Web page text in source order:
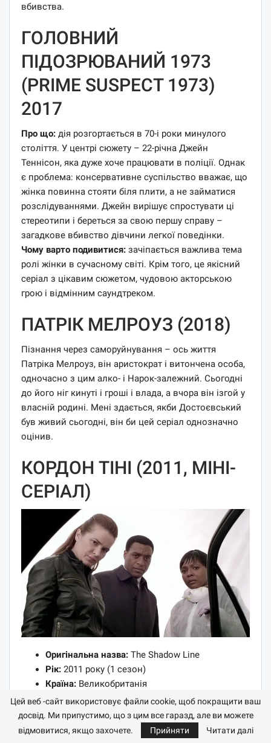
вбивства.
ГОЛОВНИЙ
ПІДОЗРЮВАНИЙ 1973
(PRIME SUSPECT 1973)
2017
Про що: дія розгортається в 70-і роки минулого
століття. У центрі сюжету – 22-річна Джейн
Теннісон, яка дуже хоче працювати в поліції. Однак
є проблема: консервативне суспільство вважає, що
жінка повинна стояти біля плити, а не займатися
розслідуваннями. Джейн вирішує спростувати ці
стереотипи і береться за свою першу справу –
загадкове вбивство дівчини легкої поведінки.
Чому варто подивитися: зачіпається важлива тема
ролі жінки в сучасному світі. Крім того, це якісний
серіал з цікавим сюжетом, чудовою акторською
грою і відмінним саундтреком.
ПАТРІК МЕЛРОУЗ (2018)
Пізнання через саморуйнування – ось життя
Патріка Мелроуз, він аристократ і витончена особа,
одночасно з цим алко- і Нарок-залежний. Сьогодні
до його ніг кинуті і гроші і влада, а вчора він ізгой у
власній родині. Мені здається, якби Достоєвський
був живий сьогодні, він би цей серіал однозначно
оцінив.
КОРДОН ТІНІ (2011, МІНІ-
СЕРІАЛ)
Оригінальна назва: The Shadow Line
Рік: 2011 року (1 сезон)
Країна: Великобританія
Тривалість серій:59 хв.
Режисер:Хьюго Блик
Жанр: драма, кримінал, детектив
Цей веб -сайт використовує файли cookie, щоб покращити ваш
досвід. Ми припустимо, що з цим все гаразд, але ви можете
відмовитися, якщо захочете.
Прийняти Читати далі